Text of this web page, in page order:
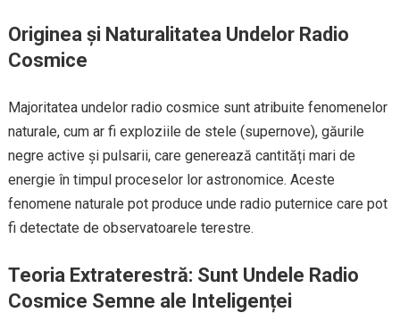
Originea și Naturalitatea Undelor Radio
Cosmice
Majoritatea undelor radio cosmice sunt atribuite fenomenelor
naturale, cum ar fi exploziile de stele (supernove), găurile
negre active și pulsarii, care generează cantități mari de
energie în timpul proceselor lor astronomice. Aceste
fenomene naturale pot produce unde radio puternice care pot
fi detectate de observatoarele terestre.
Teoria Extraterestră: Sunt Undele Radio
Cosmice Semne ale Inteligenței